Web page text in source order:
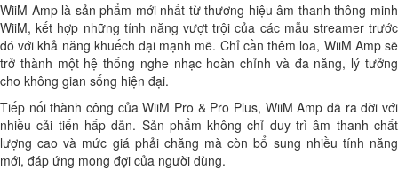
WiiM Amp là sản phẩm mới nhất từ thương hiệu âm thanh thông minh
WiiM, kết hợp những tính năng vượt trội của các mẫu streamer trước
đó với khả năng khuếch đại mạnh mẽ. Chỉ cần thêm loa, WiiM Amp sẽ
trở thành một hệ thống nghe nhạc hoàn chỉnh và đa năng, lý tưởng
cho không gian sống hiện đại.
Tiếp nối thành công của WiiM Pro & Pro Plus, WiiM Amp đã ra đời với
nhiều cải tiến hấp dẫn. Sản phẩm không chỉ duy trì âm thanh chất
lượng cao và mức giá phải chăng mà còn bổ sung nhiều tính năng
mới, đáp ứng mong đợi của người dùng.